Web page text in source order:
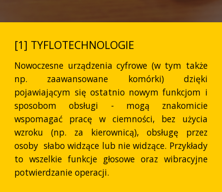
[1] TYFLOTECHNOLOGIE
Nowoczesne urządzenia cyfrowe (w tym także
np. zaawansowane komórki) dzięki
pojawiającym się ostatnio nowym funkcjom i
sposobom obsługi - mogą znakomicie
wspomagać pracę w ciemności, bez użycia
wzroku (np. za kierownicą), obsługę przez
osoby słabo widzące lub nie widzące. Przykłady
to wszelkie funkcje głosowe oraz wibracyjne
potwierdzanie operacji.